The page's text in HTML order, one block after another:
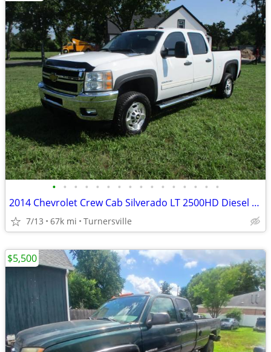
• • • • • • • • • • • • • • • •
2014 Chevrolet Crew Cab Silverado LT 2500HD Diesel 4x4
7/13 67k mi Turnersville
$5,500